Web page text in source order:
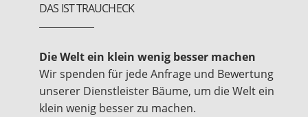
DAS IST TRAUCHECK
Die Welt ein klein wenig besser machen
Wir spenden für jede Anfrage und Bewertung
unserer Dienstleister Bäume, um die Welt ein
klein wenig besser zu machen.